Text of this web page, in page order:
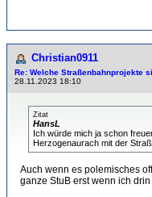
Christian0911
Re: Welche Straßenbahnprojekte
28.11.2023 18:10
Zitat
HansL
Ich würde mich ja schon
Herzogenaurach mit der
Auch wenn es polemisches
ganze StuB erst wenn ich drin